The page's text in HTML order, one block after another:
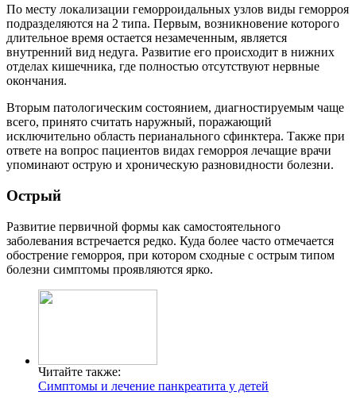
По месту локализации геморроидальных узлов виды геморроя
подразделяются на 2 типа. Первым, возникновение которого
длительное время остается незамеченным, является
внутренний вид недуга. Развитие его происходит в нижних
отделах кишечника, где полностью отсутствуют нервные
окончания.
Вторым патологическим состоянием, диагностируемым чаще
всего, принято считать наружный, поражающий
исключительно область перианального сфинктера. Также при
ответе на вопрос пациентов видах геморроя лечащие врачи
упоминают острую и хроническую разновидности болезни.
Острый
Развитие первичной формы как самостоятельного
заболевания встречается редко. Куда более часто отмечается
обострение геморроя, при котором сходные с острым типом
болезни симптомы проявляются ярко.
Читайте также:
Симптомы и лечение панкреатита у детей